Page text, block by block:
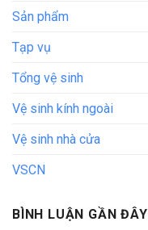
Sản phẩm
Tạp vụ
Tổng vệ sinh
Vệ sinh kính ngoài
Vệ sinh nhà cửa
VSCN
BÌNH LUẬN GẦN ĐÂY